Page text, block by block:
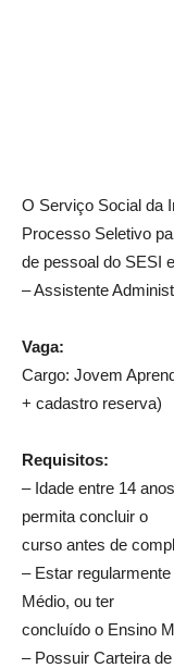
O Serviço Social da
Processo Seletivo
de pessoal do SESI
– Assistente
Vaga:
Cargo: Jovem
+ cadastro reserva)
Requisitos:
– Idade entre 14
permita concluir o
curso antes de
– Estar
Médio, ou ter
concluído o Ensino
– Possuir Carteira